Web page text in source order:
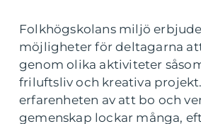
Folkhögskolans miljö
möjligheter för deltagarna
genom olika aktiviteter
friluftsliv och kreativa
erfarenheten av att bo och
gemenskap lockar många,